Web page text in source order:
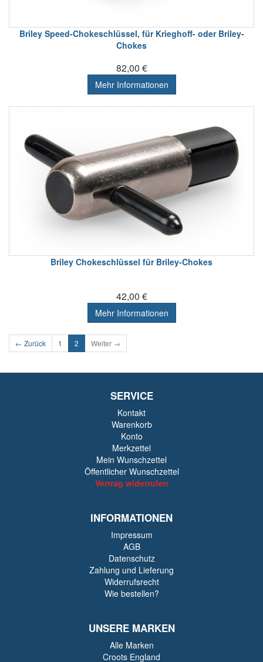
Briley Speed-Chokeschlüssel, für Krieghoff- oder Briley-
Chokes
82,00 €
Mehr Informationen
Briley Chokeschlüssel für Briley-Chokes
42,00 €
Mehr Informationen
← Zurück 1 2 Weiter →
SERVICE
Kontakt
Warenkorb
Konto
Merkzettel
Mein Wunschzettel
Öffentlicher Wunschzettel
Vertrag widerrufen
INFORMATIONEN
Impressum
AGB
Datenschutz
Zahlung und Lieferung
Widerrufsrecht
Wie bestellen?
UNSERE MARKEN
Alle Marken
Croots England